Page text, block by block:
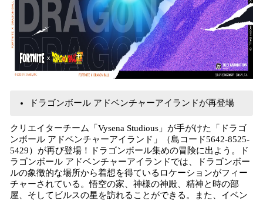
ドラゴンボール アドベンチャーアイランドが再登場
クリエイターチーム「Vysena Studious」が手がけた「ドラゴ
ンボール アドベンチャーアイランド」（島コード5642-8525-
5429）が再び登場！ドラゴンボール集めの冒険に出よう。ド
ラゴンボール アドベンチャーアイランドでは、ドラゴンボー
ルの象徴的な場所から着想を得ているロケーションがフィー
チャーされている。悟空の家、神様の神殿、精神と時の部
屋、そしてビルスの星を訪れることができる。また、イベン